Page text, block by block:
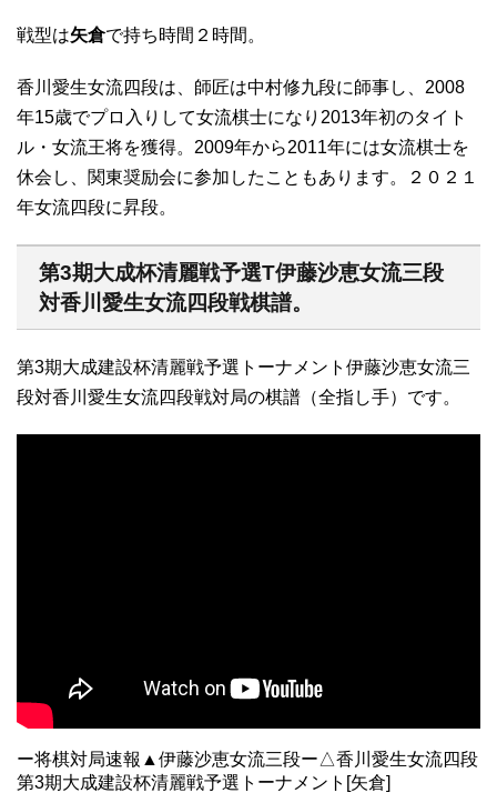
戦型は矢倉で持ち時間２時間。
香川愛生女流四段は、師匠は中村修九段に師事し、2008
年15歳でプロ入りして女流棋士になり2013年初のタイト
ル・女流王将を獲得。2009年から2011年には女流棋士を
休会し、関東奨励会に参加したこともあります。２０２１
年女流四段に昇段。
第3期大成杯清麗戦予選T伊藤沙恵女流三段
対香川愛生女流四段戦棋譜。
第3期大成建設杯清麗戦予選トーナメント伊藤沙恵女流三
段対香川愛生女流四段戦対局の棋譜（全指し手）です。
ー将棋対局速報▲伊藤沙恵女流三段ー△香川愛生女流四段
第3期大成建設杯清麗戦予選トーナメント[矢倉]